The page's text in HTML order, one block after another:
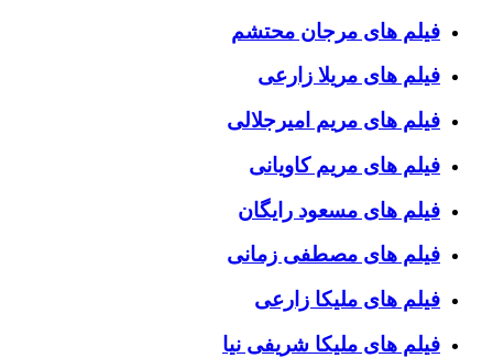
فیلم های مرجان محتشم
فیلم های مریلا زارعی
فیلم های مریم امیرجلالی
فیلم های مریم کاویانی
فیلم های مسعود رایگان
فیلم های مصطفی زمانی
فیلم های ملیکا زارعی
فیلم های ملیکا شریفی نیا